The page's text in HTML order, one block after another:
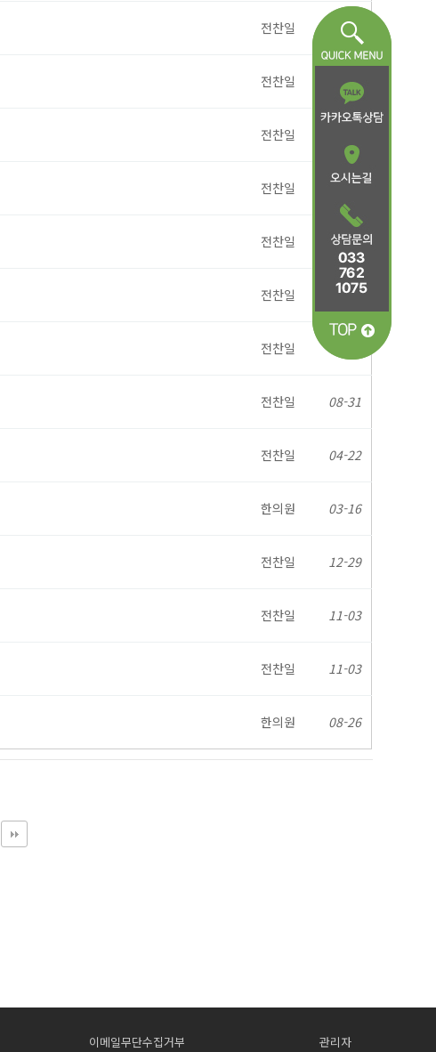
전찬일 05-01
전찬일 04-26
전찬일
전찬일 11-23
전찬일 11-10
전찬일 10-31
전찬일 09-26
전찬일 08-31
전찬일 04-22
한의원 03-16
전찬일 12-29
전찬일 11-03
전찬일 11-03
한의원 08-26
이메일무단수집거부 관리자